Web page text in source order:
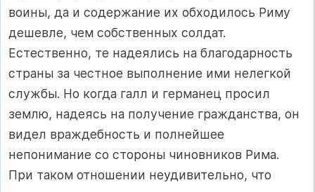
воины, да и содержание их обходилось Риму
дешевле, чем собственных солдат.
Естественно, те надеялись на благодарность
страны за честное выполнение ими нелегкой
службы. Но когда галл и германец просил
землю, надеясь на получение гражданства, он
видел враждебность и полнейшее
непонимание со стороны чиновников Рима.
При таком отношении неудивительно, что